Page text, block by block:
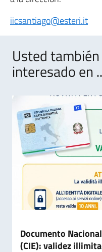
iicsantiago@esteri.it
Usted
interesado en ..
Documento
(CIE): validez